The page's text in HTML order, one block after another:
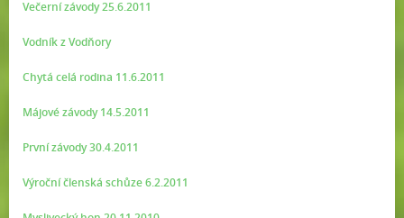
Večerní závody 25.6.2011
Vodník z Vodňory
Chytá celá rodina 11.6.2011
Májové závody 14.5.2011
První závody 30.4.2011
Výroční členská schůze 6.2.2011